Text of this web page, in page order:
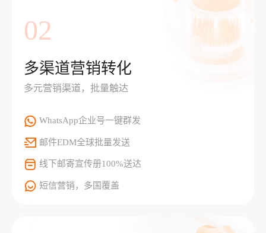
02
多渠道营销转化
多元营销渠道，批量触达
WhatsApp企业号一键群发
邮件EDM全球批量发送
线下邮寄宣传册100%送达
短信营销，多国覆盖